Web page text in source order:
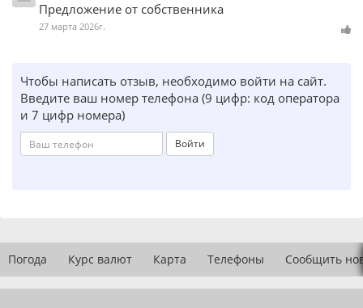
Предложение от собственника
27 марта 2026г.
Чтобы написать отзыв, необходимо войти на сайт.
Введите ваш номер телефона (9 цифр: код оператора
и 7 цифр номера)
Войти
Погода Курс валют Карта Телефоны Сообщить